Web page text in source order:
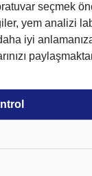
seçmek
yem analizi
iyi anlamanıza